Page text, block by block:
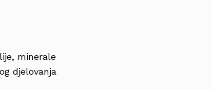
minerale
djelovanja